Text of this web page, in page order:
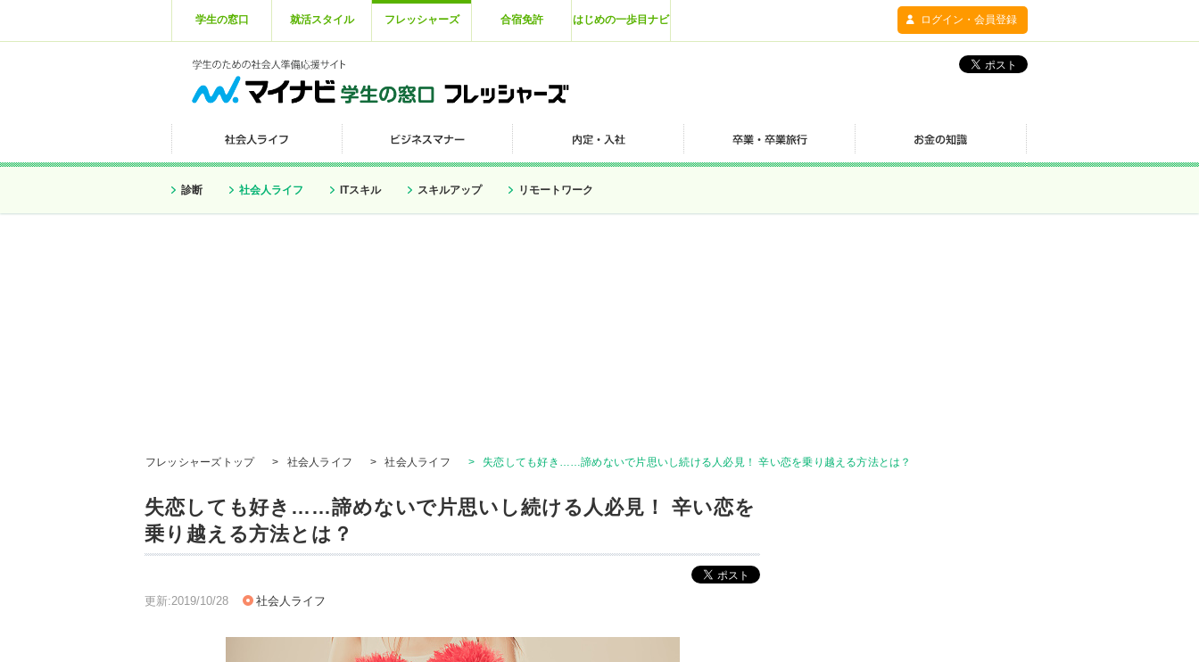
学生の窓口 就活スタイル フレッシャーズ 合宿免許 はじめの一歩目ナビ ログイン・会員登録
診断 社会人ライフ ITスキル スキルアップ リモートワーク
フレッシャーズトップ > 社会人ライフ > 社会人ライフ > 失恋しても好き……諦めないで片思いし続ける人必見！ 辛い恋を乗り越える方法とは？
失恋しても好き……諦めないで片思いし続ける人必見！ 辛い恋を
乗り越える方法とは？
更新:2019/10/28 社会人ライフ